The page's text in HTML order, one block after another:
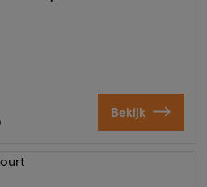
Bekijk